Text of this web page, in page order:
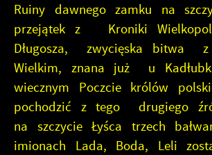
Ruiny dawnego zamku na
przejątek z Kroniki
Długosza, zwycięska bitwa z
Wielkim, znana już u
wiecznym Poczcie królów
pochodzić z tego drugiego
na szczycie Łyśca trzech
imionach Lada, Boda, Leli